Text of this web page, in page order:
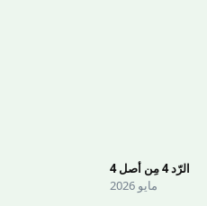
الرّد4مِن أصل4
مايو 2026